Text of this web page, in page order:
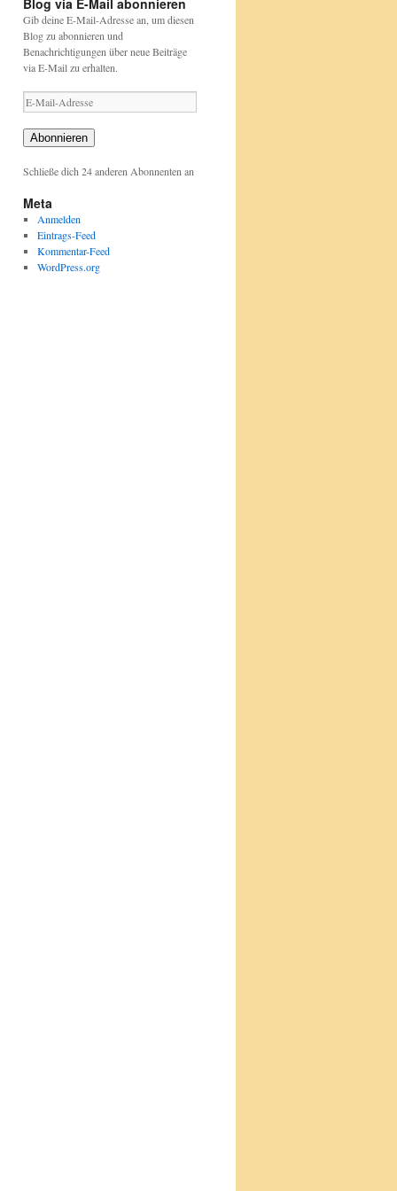
Blog via E-Mail abonnieren
Gib deine E-Mail-Adresse an, um diesen
Blog zu abonnieren und
Benachrichtigungen über neue Beiträge
via E-Mail zu erhalten.
E-
Mail-
Adresse
Abonnieren
Schließe dich 24 anderen Abonnenten an
Meta
Anmelden
Eintrags-Feed
Kommentar-Feed
WordPress.org